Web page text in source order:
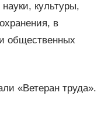
культуры,
в
обществен­ных
«Ветеран труда».